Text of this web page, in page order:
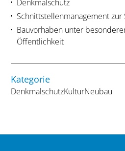
Denkmalschutz
Schnittstellenmanagement zur
Bauvorhaben unter
Öffentlichkeit
Kategorie
DenkmalschutzKulturNeubau